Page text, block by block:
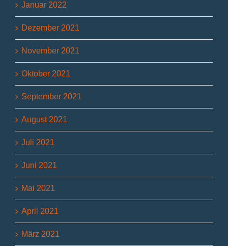
Januar 2022
Dezember 2021
November 2021
Oktober 2021
September 2021
August 2021
Juli 2021
Juni 2021
Mai 2021
April 2021
März 2021